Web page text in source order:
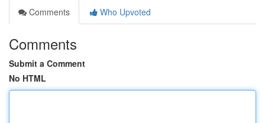
Comments
Who Upvoted
Comments
Submit a Comment
No HTML